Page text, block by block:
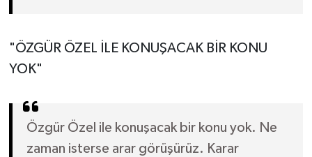
"ÖZGÜR ÖZEL İLE KONUŞACAK BİR KONU
YOK"
Özgür Özel ile konuşacak bir konu yok. Ne
zaman isterse arar görüşürüz. Karar